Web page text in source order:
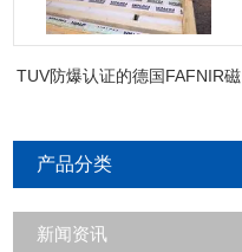
TUV防爆认证的德国FAFNIR磁
产品分类
新闻资讯